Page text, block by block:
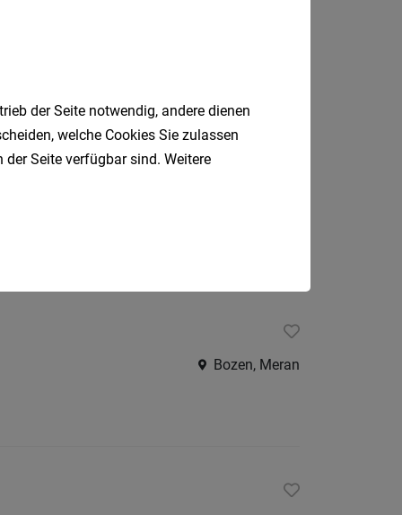
d)
Bozen, Meran
der Seite notwendig, andere dienen
welche Cookies Sie zulassen
Seite verfügbar sind. Weitere